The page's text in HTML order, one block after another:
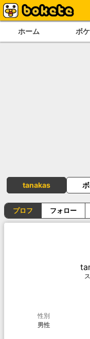
ホーム ボ
tanakas
プロフ フォロー
性別
男性